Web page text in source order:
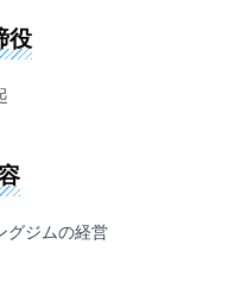
役
グジムの経営